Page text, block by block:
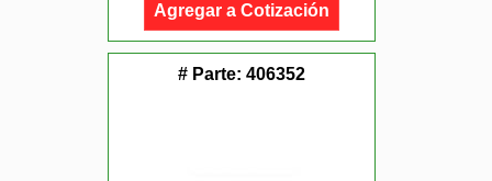
Agregar a Cotización
# Parte: 406352